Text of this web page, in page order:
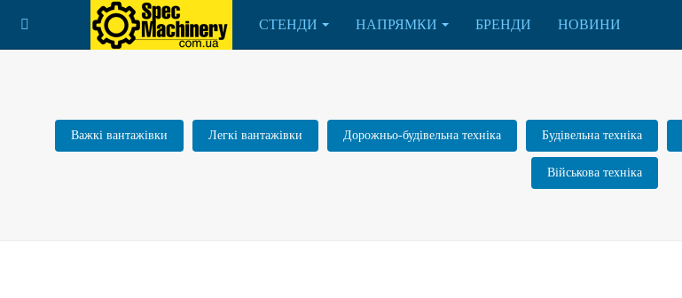
СТЕНДИ НАПРЯМКИ БРЕНДИ НОВИНИ
Важкі вантажівки Легкі вантажівки Дорожньо-будівельна техніка Будівельна техніка
Військова техніка